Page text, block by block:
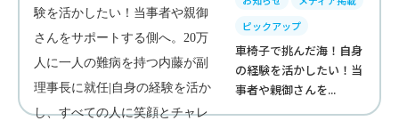
ピックアップ
車椅子で挑んだ海！自身
の経験を活かしたい！当
事者や親御さんを...